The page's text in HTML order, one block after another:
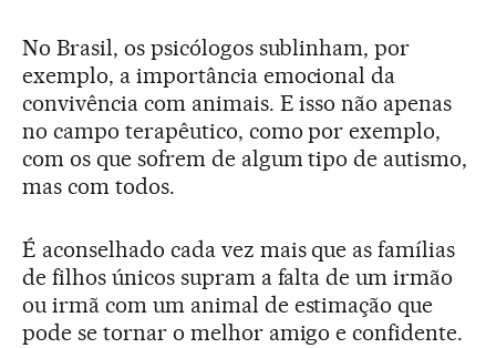
No Brasil, os psicólogos sublinham, por
exemplo, a importância emocional da
convivência com animais. E isso não apenas
no campo terapêutico, como por exemplo,
com os que sofrem de algum tipo de autismo,
mas com todos.
É aconselhado cada vez mais que as famílias
de filhos únicos supram a falta de um irmão
ou irmã com um animal de estimação que
pode se tornar o melhor amigo e confidente.